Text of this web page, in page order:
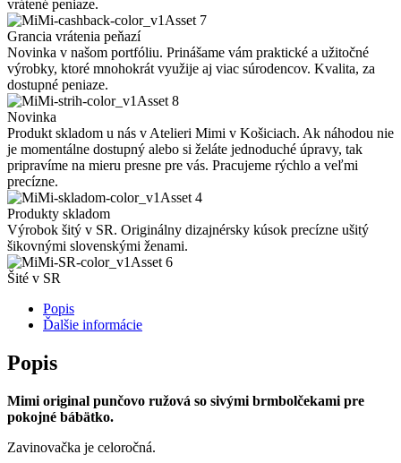
vrátené peniaze.
Grancia vrátenia peňazí
Novinka v našom portfóliu. Prinášame vám praktické a užitočné
výrobky, ktoré mnohokrát využije aj viac súrodencov. Kvalita, za
dostupné peniaze.
Novinka
Produkt skladom u nás v Atelieri Mimi v Košiciach. Ak náhodou nie
je momentálne dostupný alebo si želáte jednoduché úpravy, tak
pripravíme na mieru presne pre vás. Pracujeme rýchlo a veľmi
precízne.
Produkty skladom
Výrobok šitý v SR. Originálny dizajnérsky kúsok precízne ušitý
šikovnými slovenskými ženami.
Šité v SR
Popis
Ďalšie informácie
Popis
Mimi original punčovo ružová so sivými brmbolčekami pre
pokojné bábätko.
Zavinovačka je celoročná.